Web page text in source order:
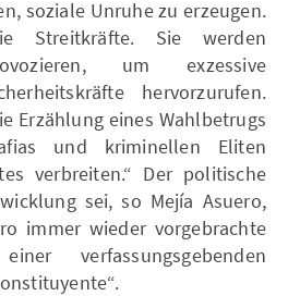
soziale Unruhe zu erzeugen.
Streitkräfte. Sie werden
um exzessive
hervorzurufen.
Erzählung eines Wahlbetrugs
und kriminellen Eliten
verbreiten.“ Der politische
sei, so Mejía Asuero,
immer wieder vorgebrachte
verfassungsgebenden